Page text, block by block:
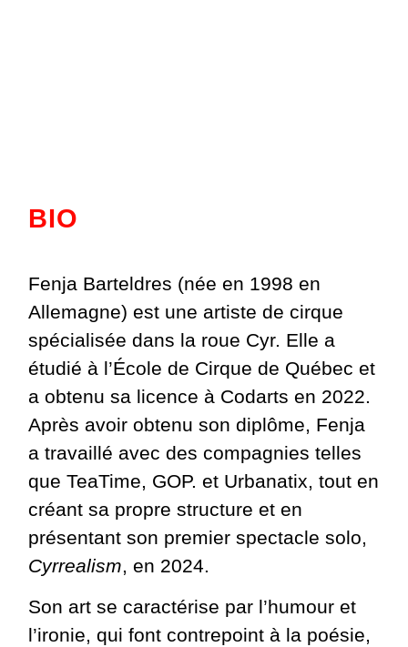
BIO
Fenja Barteldres (née en 1998 en
Allemagne) est une artiste de cirque
spécialisée dans la roue Cyr. Elle a
étudié à l’École de Cirque de Québec et
a obtenu sa licence à Codarts en 2022.
Après avoir obtenu son diplôme, Fenja
a travaillé avec des compagnies telles
que TeaTime, GOP. et Urbanatix, tout en
créant sa propre structure et en
présentant son premier spectacle solo,
Cyrrealism, en 2024.
Son art se caractérise par l’humour et
l’ironie, qui font contrepoint à la poésie,